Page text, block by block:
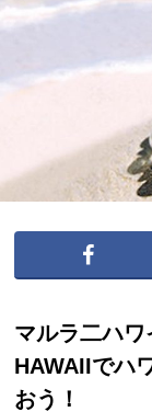
マルラ二ハ
HAWAIIでハ
おう！